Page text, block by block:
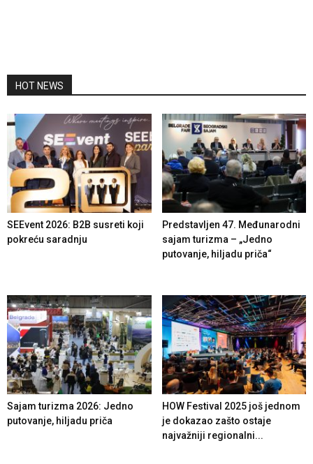
HOT NEWS
SEEvent 2026: B2B susreti koji
pokreću saradnju
Predstavljen 47. Međunarodni
sajam turizma – „Jedno
putovanje, hiljadu priča“
Sajam turizma 2026: Jedno
putovanje, hiljadu priča
HOW Festival 2025 još jednom
je dokazao zašto ostaje
najvažniji regionalni...